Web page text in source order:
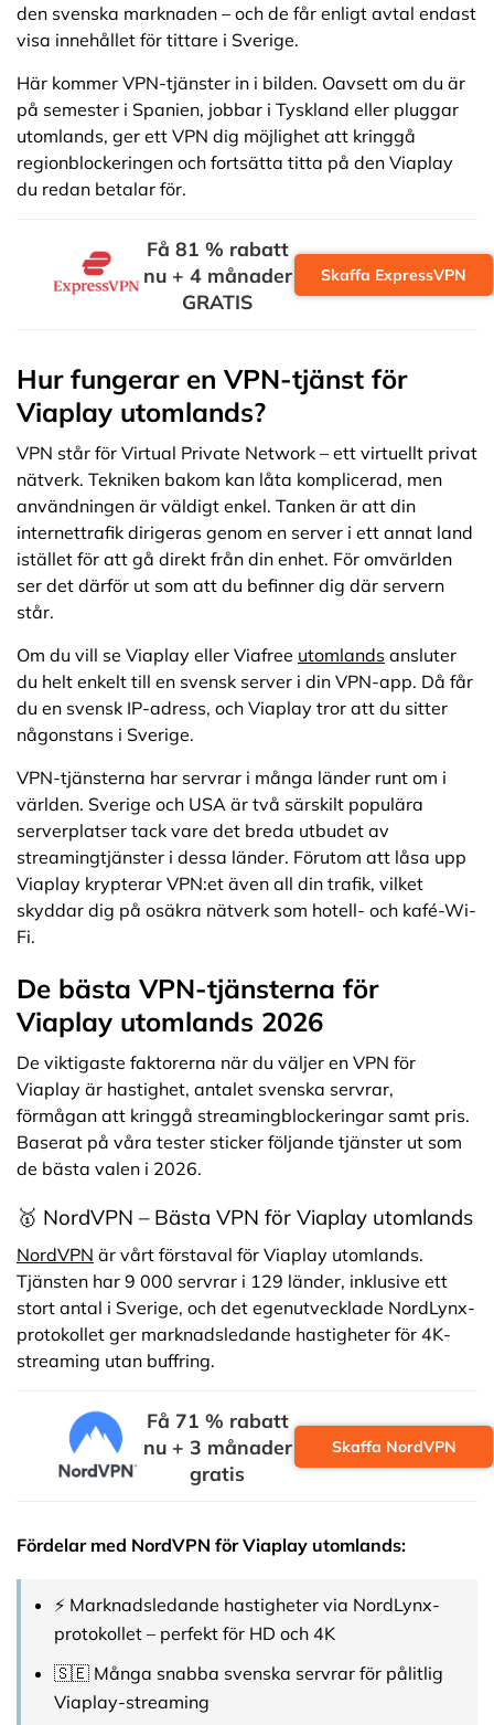
den svenska marknaden – och de får enligt avtal endast
visa innehållet för tittare i Sverige.
Här kommer VPN-tjänster in i bilden. Oavsett om du är
på semester i Spanien, jobbar i Tyskland eller pluggar
utomlands, ger ett VPN dig möjlighet att kringgå
regionblockeringen och fortsätta titta på den Viaplay
du redan betalar för.
Få 81 % rabatt
nu + 4 månader
GRATIS
Skaffa ExpressVPN
Hur fungerar en VPN-tjänst för
Viaplay utomlands?
VPN står för Virtual Private Network – ett virtuellt privat
nätverk. Tekniken bakom kan låta komplicerad, men
användningen är väldigt enkel. Tanken är att din
internettrafik dirigeras genom en server i ett annat land
istället för att gå direkt från din enhet. För omvärlden
ser det därför ut som att du befinner dig där servern
står.
Om du vill se Viaplay eller Viafree utomlands ansluter
du helt enkelt till en svensk server i din VPN-app. Då får
du en svensk IP-adress, och Viaplay tror att du sitter
någonstans i Sverige.
VPN-tjänsterna har servrar i många länder runt om i
världen. Sverige och USA är två särskilt populära
serverplatser tack vare det breda utbudet av
streamingtjänster i dessa länder. Förutom att låsa upp
Viaplay krypterar VPN:et även all din trafik, vilket
skyddar dig på osäkra nätverk som hotell- och kafé-Wi-
Fi.
De bästa VPN-tjänsterna för
Viaplay utomlands 2026
De viktigaste faktorerna när du väljer en VPN för
Viaplay är hastighet, antalet svenska servrar,
förmågan att kringgå streamingblockeringar samt pris.
Baserat på våra tester sticker följande tjänster ut som
de bästa valen i 2026.
🥇 NordVPN – Bästa VPN för Viaplay utomlands
NordVPN är vårt förstaval för Viaplay utomlands.
Tjänsten har 9 000 servrar i 129 länder, inklusive ett
stort antal i Sverige, och det egenutvecklade NordLynx-
protokollet ger marknadsledande hastigheter för 4K-
streaming utan buffring.
Få 71 % rabatt
nu + 3 månader
gratis
Skaffa NordVPN
Fördelar med NordVPN för Viaplay utomlands:
⚡ Marknadsledande hastigheter via NordLynx-
protokollet – perfekt för HD och 4K
🇸🇪 Många snabba svenska servrar för pålitlig
Viaplay-streaming